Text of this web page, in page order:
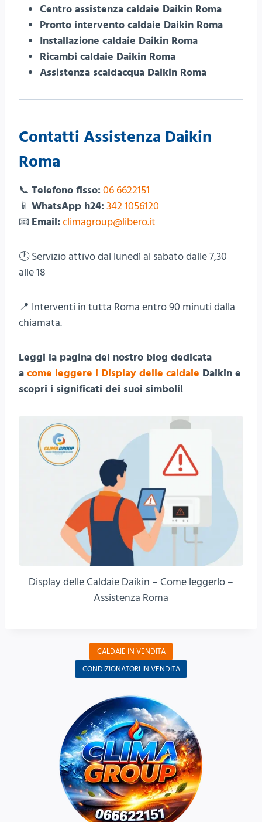
Centro assistenza caldaie Daikin Roma
Pronto intervento caldaie Daikin Roma
Installazione caldaie Daikin Roma
Ricambi caldaie Daikin Roma
Assistenza scaldacqua Daikin Roma
Contatti Assistenza Daikin
Roma
📞 Telefono fisso: 06 6622151
📱 WhatsApp h24: 342 1056120
📧 Email: climagroup@libero.it
🕐 Servizio attivo dal lunedì al sabato dalle 7,30
alle 18
📍 Interventi in tutta Roma entro 90 minuti dalla
chiamata.
Leggi la pagina del nostro blog dedicata
a come leggere i Display delle caldaie Daikin e
scopri i significati dei suoi simboli!
Display delle Caldaie Daikin – Come leggerlo –
Assistenza Roma
CALDAIE IN VENDITA
CONDIZIONATORI IN VENDITA